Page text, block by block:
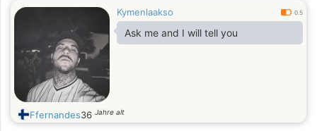
Kymenlaakso 0.5
Ask me and I will tell you
Ffernandes36 Jahre alt